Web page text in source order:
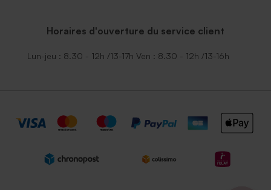
émeraude
Horaires d'ouverture du service client
Lun-jeu : 8.30 - 12h /13-17h Ven : 8.30 - 12h /13-16h